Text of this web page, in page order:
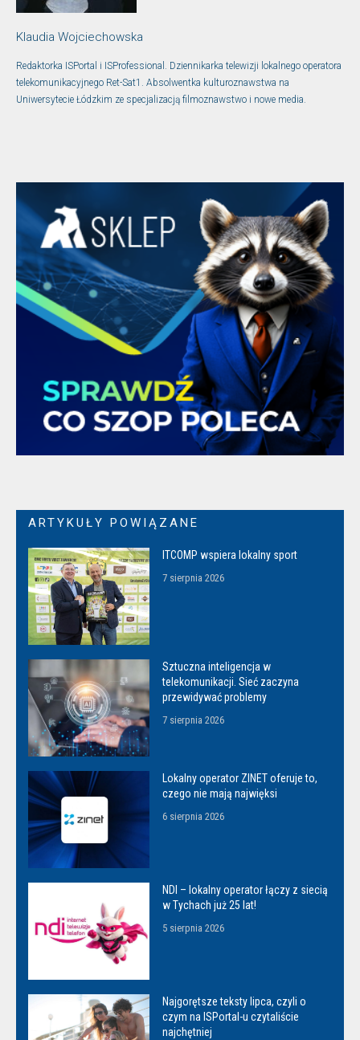
Klaudia Wojciechowska
Redaktorka ISPortal i ISProfessional. Dziennikarka telewizji lokalnego operatora
telekomunikacyjnego Ret-Sat1. Absolwentka kulturoznawstwa na
Uniwersytecie Łódzkim ze specjalizacją filmoznawstwo i nowe media.
ARTYKUŁY POWIĄZANE
ITCOMP wspiera lokalny sport
7 sierpnia 2026
Sztuczna inteligencja w
telekomunikacji. Sieć zaczyna
przewidywać problemy
7 sierpnia 2026
Lokalny operator ZINET oferuje to,
czego nie mają najwięksi
6 sierpnia 2026
NDI – lokalny operator łączy z siecią
w Tychach już 25 lat!
5 sierpnia 2026
Najgorętsze teksty lipca, czyli o
czym na ISPortal-u czytaliście
najchętniej